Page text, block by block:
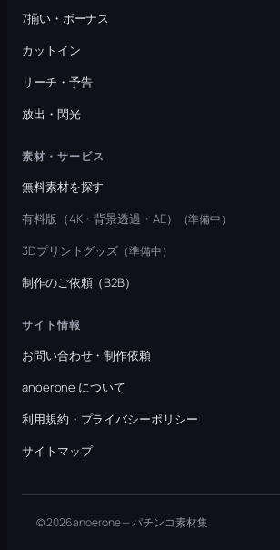
7揃い・ボーナス
カットイン
リーチ・予告
放出・閃光
素材・サービス
無料素材を探す
有料版（4K・背景透過・AE）
（準備中）
3Dプリントグッズ （準備中）
制作のご依頼（B2B）
サイト情報
お問い合わせ・制作依頼
anoerone について
利用規約・プライバシーポリシー
サイトマップ
© 2026 anoerone — パチンコ素材集